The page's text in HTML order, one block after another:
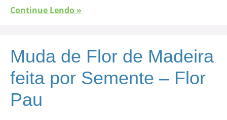
Continue Lendo »
Muda de Flor de Madeira
feita por Semente – Flor
Pau